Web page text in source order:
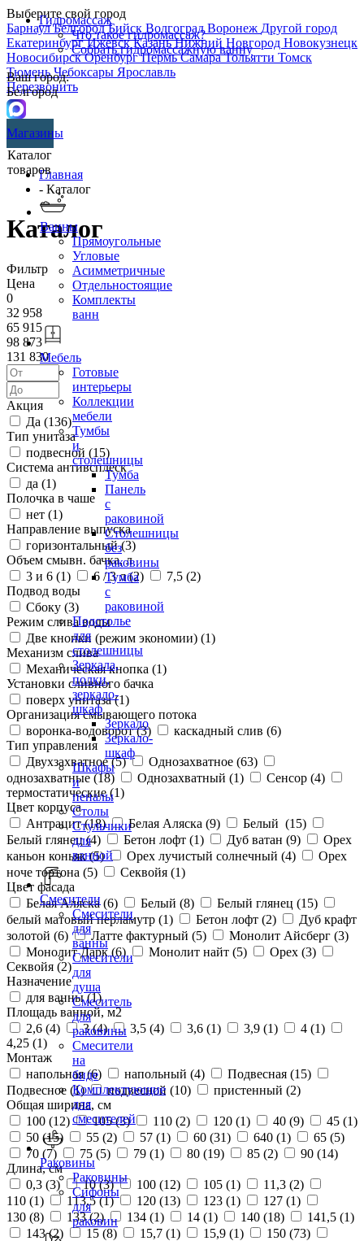
Выберите свой город
БарнаулБелгородБийск ВолгоградВоронеж Другой город
ЕкатеринбургИжевскКазаньНижний Новгород Новокузнецк
НовосибирскОренбургПермьСамараТольятти Томск
ТюменьЧебоксары Ярославль
Перезвонить
Гидромассаж
Что такое гидромассаж?
Собрать гидромассажную ванну
Ваш город:
Белгород
Магазины
Каталог
товаров
Ванны
Прямоугольные
Угловые
Асимметричные
Отдельностоящие
Комплекты
ванн
Мебель
Готовые
интерьеры
Коллекции
мебели
Тумбы
и
столешницы
Тумба
Панель
с
раковиной
Столешницы
без
раковины
Тумба
с
раковиной
Подстолье
для
столешницы
Зеркала,
полки,
зеркало-
шкаф
Зеркало
Зеркало-
шкаф
Шкафы
и
пеналы
Столы
Стульчики
для
ванной
Смесители
Смесители
для
ванны
Смесители
для
душа
Смеситель
для
раковины
Смесители
на
биде
Комплектующие
для
смесителей
Раковины
Раковины
Сифоны
для
раковин
Главная
- Каталог
Каталог
Фильтр
Цена
0
32 958
65 915
98 873
131 830
Акция
Да (136)
Тип унитаза
подвесной (15)
Система антивсплеск
да (1)
Полочка в чаше
нет (1)
Направление выпуска
горизонтальный (3)
Объем смывн. бачка, л
3 и 6 (1) 6 / 3 л (2) 7,5 (2)
Подвод воды
Сбоку (3)
Режим слива воды
Две кнопки (режим экономии) (1)
Механизм слива
Механическая кнопка (1)
Установки сливного бачка
поверх унитаза (1)
Организация смывающего потока
воронка-водоворот (3) каскадный слив (6)
Тип управления
Двухзахватное (5) Однозахватное (63)
однозахватные (18) Однозахватный (1) Сенсор (4)
термостатические (1)
Цвет корпуса
Антрацит (18) Белая Аляска (9) Белый (15)
Белый глянец (4) Бетон лофт (1) Дуб ватан (9)
Орех
каньон коньяк (5) Орех лучистый солнечный (4)
Орех
ноче тортона (5) Секвойя (1)
Цвет фасада
Белая Аляска (6) Белый (8) Белый глянец (15)
белый матовый перламутр (1) Бетон лофт (2)
Дуб крафт
золотой (6) Латте фактурный (5) Монолит Айсберг (3)
Монолит Дарк (6) Монолит найт (5) Орех (3)
Секвойя (2)
Назначение
для ванны (1)
Площадь ванной, м2
2,6 (4) 3 (4) 3,5 (4) 3,6 (1) 3,9 (1) 4 (1)
4,25 (1)
Монтаж
напольная (6) напольный (4) Подвесная (15)
Подвесное (1) подвесной (10) пристенный (2)
Общая ширина, см
100 (12) 105 (3) 110 (2) 120 (1) 40 (9) 45 (1)
50 (15) 55 (2) 57 (1) 60 (31) 640 (1) 65 (5)
70 (7) 75 (5) 79 (1) 80 (19) 85 (2) 90 (14)
Длина, см
0,3 (3) 10 (3) 100 (12) 105 (1) 11,3 (2)
110 (1) 113,5 (1) 120 (13) 123 (1) 127 (1)
130 (8) 133 (2) 134 (1) 14 (1) 140 (18) 141,5 (1)
143 (2) 15 (8) 15,7 (1) 15,9 (1) 150 (73)